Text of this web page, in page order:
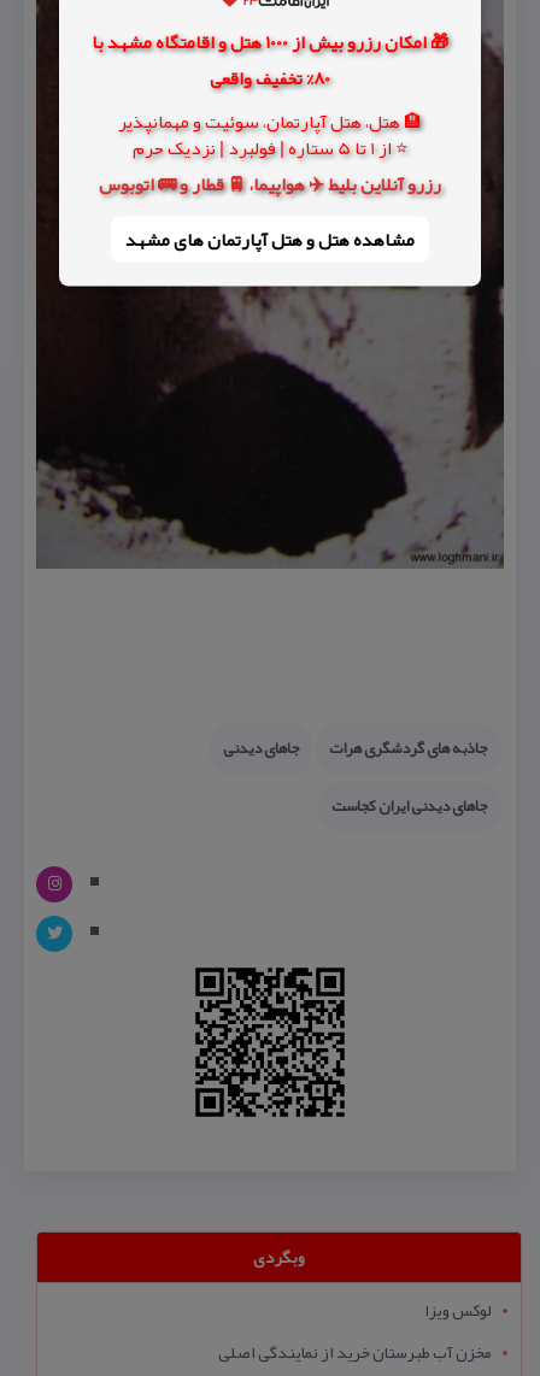
🎁 امکان رزرو بیش از 1000 هتل و اقامتگاه مشهد با
80% تخفیف واقعی
🏨 هتل، هتل آپارتمان، سوئیت و مهمانپذیر
⭐ از 1 تا 5 ستاره | فولبرد | نزدیک حرم
رزرو آنلاین بلیط ✈️ هواپیما، 🚆 قطار و 🚌 اتوبوس
مشاهده هتل و هتل‌ آپارتمان های مشهد
جاذبه های گردشگری هرات
جاهای دیدنی
جاهای دیدنی ایران كجاست
وبگردی
لوکس ویزا
مخزن آب طبرستان خرید از نمایندگی اصلی